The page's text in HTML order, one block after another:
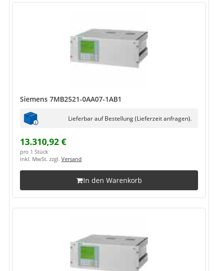
Siemens 7MB2521-0AA07-1AB1
Lieferbar auf Bestellung (Lieferzeit anfragen).
13.310,92 €
pro 1 Stück
inkl. MwSt. zzgl. Versand
In den Warenkorb